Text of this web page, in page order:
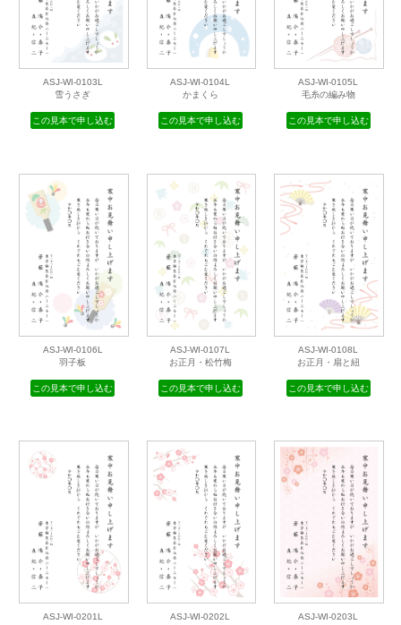
ASJ-WI-0103L
雪うさぎ
この見本で申し込む
ASJ-WI-0104L
かまくら
この見本で申し込む
ASJ-WI-0105L
毛糸の編み物
この見本で申し込む
ASJ-WI-0106L
羽子板
この見本で申し込む
ASJ-WI-0107L
お正月・松竹梅
この見本で申し込む
ASJ-WI-0108L
お正月・扇と紐
この見本で申し込む